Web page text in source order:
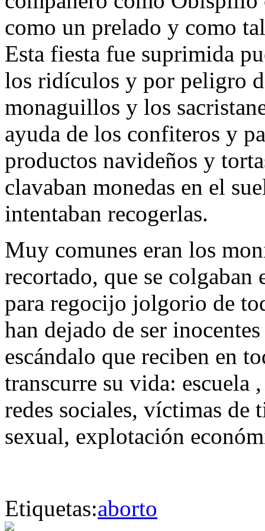
como un prelado y como
Esta fiesta fue suprimida
los ridículos y por peligro
monaguillos y los
ayuda de los confiteros y
productos navideños y
clavaban monedas en el
intentaban recogerlas.
Muy comunes eran los
recortado, que se
para regocijo jolgorio de
han dejado de ser
escándalo que reciben en
transcurre su vida:
redes sociales, víctimas
sexual, explotación
Etiquetas:aborto